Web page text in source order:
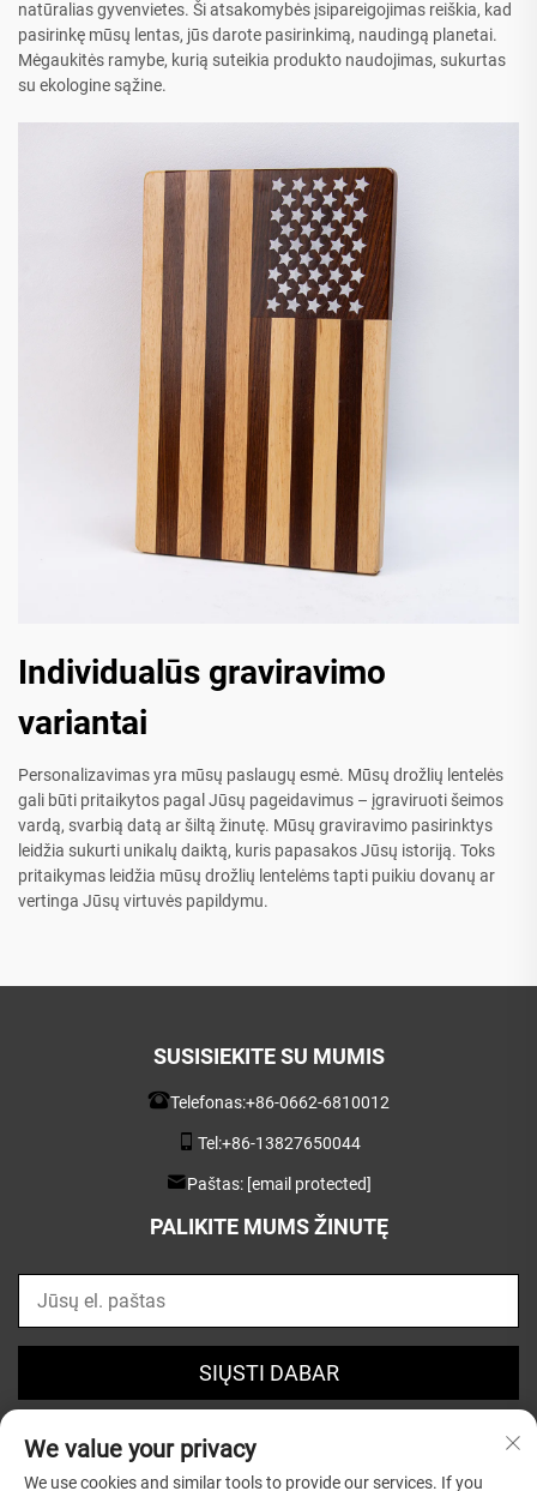
natūralias gyvenvietes. Ši atsakomybės įsipareigojimas reiškia, kad
pasirinkę mūsų lentas, jūs darote pasirinkimą, naudingą planetai.
Mėgaukitės ramybe, kurią suteikia produkto naudojimas, sukurtas
su ekologine sąžine.
Individualūs graviravimo
variantai
Personalizavimas yra mūsų paslaugų esmė. Mūsų drožlių lentelės
gali būti pritaikytos pagal Jūsų pageidavimus – įgraviruoti šeimos
vardą, svarbią datą ar šiltą žinutę. Mūsų graviravimo pasirinktys
leidžia sukurti unikalų daiktą, kuris papasakos Jūsų istoriją. Toks
pritaikymas leidžia mūsų drožlių lentelėms tapti puikiu dovanų ar
vertinga Jūsų virtuvės papildymu.
SUSISIEKITE SU MUMIS
Telefonas:+86-0662-6810012
Tel:+86-13827650044
Paštas: [email protected]
PALIKITE MUMS ŽINUTĘ
SIŲSTI DABAR
We value your privacy
We use cookies and similar tools to provide our services. If you